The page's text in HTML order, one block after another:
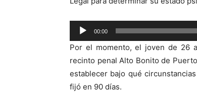
Reproductor
de
audio
00:00
Por el momento, el joven de 26
recinto penal Alto Bonito de
establecer bajo qué
fijó en 90 días.